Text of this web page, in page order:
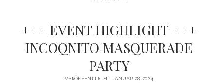
+++ EVENT HIGHLIGHT +++
INCOQNITO MASQUERADE
PARTY
VERÖFFENTLICHT JANUAR 28, 2024